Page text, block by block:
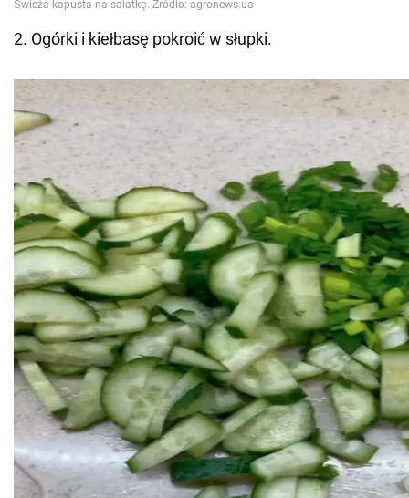
2. Ogórki i kiełbasę pokroić w słupki.